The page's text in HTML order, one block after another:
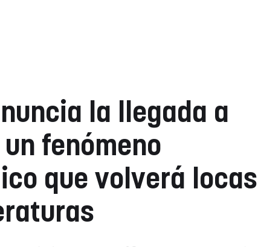
la llegada a
fenómeno
que volverá locas